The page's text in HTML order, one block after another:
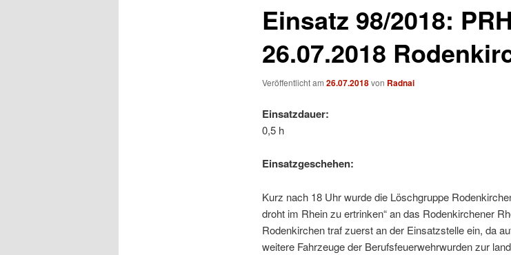
Einsatz 98/2018:
26.07.2018
Veröffentlicht am 26.07.2018von Radnai
Einsatzdauer:
0,5 h
Einsatzgeschehen:
Kurz nach 18 Uhr wurde die Löschgruppe
droht im Rhein zu ertrinken“ an das Rodenkirchener
Rodenkirchen traf zuerst an der Einsatzstelle ein, da
weitere Fahrzeuge der Berufsfeuerwehrwurden zur